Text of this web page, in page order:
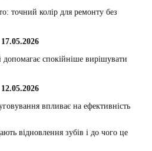
точний колір для ремонту без
17.05.2026
допомагає спокійніше вирішувати
12.05.2026
впливає на ефективність
відновлення зубів і до чого це